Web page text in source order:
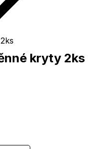
kryty 2ks